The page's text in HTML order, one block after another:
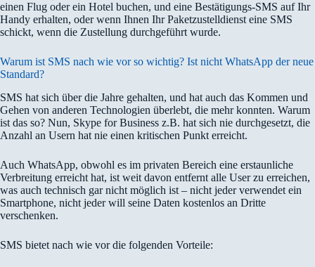
einen Flug oder ein Hotel buchen, und eine Bestätigungs-SMS auf Ihr
Handy erhalten, oder wenn Ihnen Ihr Paketzustelldienst eine SMS
schickt, wenn die Zustellung durchgeführt wurde.
Warum ist SMS nach wie vor so wichtig? Ist nicht WhatsApp der neue
Standard?
SMS hat sich über die Jahre gehalten, und hat auch das Kommen und
Gehen von anderen Technologien überlebt, die mehr konnten. Warum
ist das so? Nun, Skype for Business z.B. hat sich nie durchgesetzt, die
Anzahl an Usern hat nie einen kritischen Punkt erreicht.
Auch WhatsApp, obwohl es im privaten Bereich eine erstaunliche
Verbreitung erreicht hat, ist weit davon entfernt alle User zu erreichen,
was auch technisch gar nicht möglich ist – nicht jeder verwendet ein
Smartphone, nicht jeder will seine Daten kostenlos an Dritte
verschenken.
SMS bietet nach wie vor die folgenden Vorteile: